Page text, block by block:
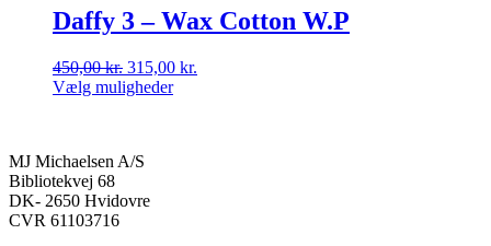
har
flere
Mulighederne
kan
Daffy 3 – Wax Cotton W.P
450,00kr. Den
oprindelige
315,00 kr.
Vælg muligheder
flere
varianter.
Mulighederne
kan
MJ Michaelsen A/S
Bibliotekvej 68
DK- 2650 Hvidovre
CVR 61103716